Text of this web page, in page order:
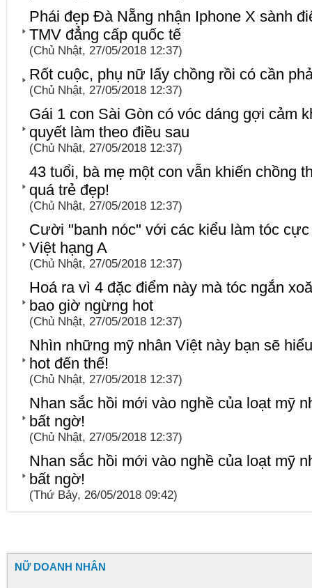
Phái đẹp Đà Nẵng nhận Iphone X sành
TMV đẳng cấp quốc tế
(Chủ Nhật, 27/05/2018 12:37)
Rốt cuộc, phụ nữ lấy chồng rồi có cần
(Chủ Nhật, 27/05/2018 12:37)
Gái 1 con Sài Gòn có vóc dáng gợi cảm
quyết làm theo điều sau
(Chủ Nhật, 27/05/2018 12:37)
43 tuổi, bà mẹ một con vẫn khiến chồng
quá trẻ đẹp!
(Chủ Nhật, 27/05/2018 12:37)
Cười "banh nóc" với các kiểu làm tóc
Việt hạng A
(Chủ Nhật, 27/05/2018 12:37)
Hoá ra vì 4 đặc điểm này mà tóc ngắn
bao giờ ngừng hot
(Chủ Nhật, 27/05/2018 12:37)
Nhìn những mỹ nhân Việt này bạn sẽ
hot đến thế!
(Chủ Nhật, 27/05/2018 12:37)
Nhan sắc hồi mới vào nghề của loạt mỹ
bất ngờ!
(Chủ Nhật, 27/05/2018 12:37)
Nhan sắc hồi mới vào nghề của loạt mỹ
bất ngờ!
(Thứ Bảy, 26/05/2018 09:42)
NỮ DOANH NHÂN